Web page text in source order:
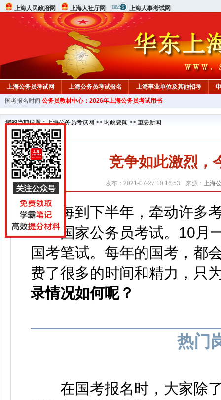
上海人民政府网 上海人社厅网 上海人事考试网
上海公务员考试网 上海公务员考试报名 上海事业单位及其他招考
行测真题 在线咨询 教材中心
国考报名时间 公务员教材中心：2026年上海公务员考试用书
您的当前位置：上海公务员考试网 >> 时政要闻 >> 重要新闻
竞争如此激烈，
发布：2021-07-27 10:16:53 来源： 上海
每到下半年，牵动许多考
——国家公务员考试。10月
国考笔试。每年的国考，都
费了很多的时间和精力，只
录情况如何呢？
热门
在国考报名时，大家除了